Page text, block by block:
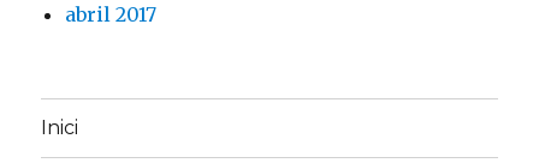
abril 2017
Inici